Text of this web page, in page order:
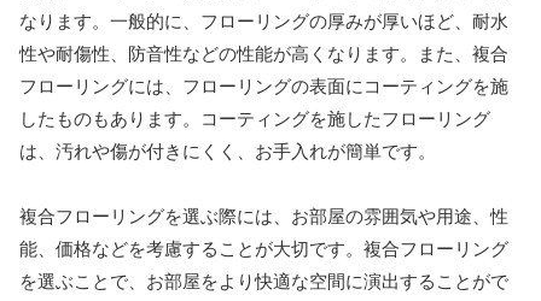
なります。一般的に、フローリングの厚みが厚いほど、耐水
性や耐傷性、防音性などの性能が高くなります。また、複合
フローリングには、フローリングの表面にコーティングを施
したものもあります。コーティングを施したフローリング
は、汚れや傷が付きにくく、お手入れが簡単です。
複合フローリングを選ぶ際には、お部屋の雰囲気や用途、性
能、価格などを考慮することが大切です。複合フローリング
を選ぶことで、お部屋をより快適な空間に演出することがで